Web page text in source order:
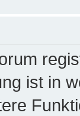
ist in